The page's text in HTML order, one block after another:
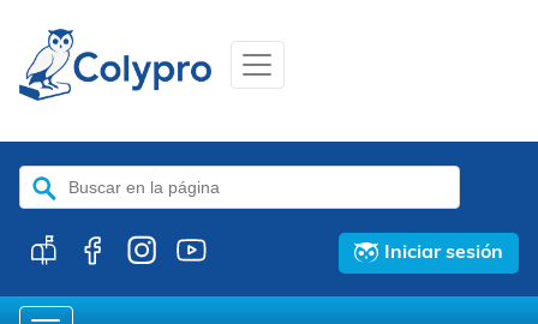
Buscar:
Iniciar sesión